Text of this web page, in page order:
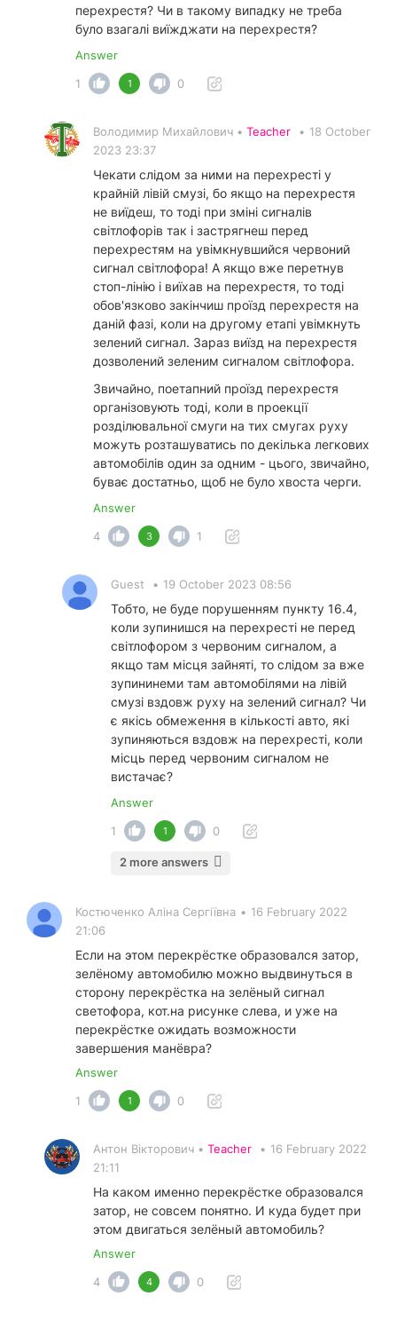
перехрестя? Чи в такому випадку не треба
було взагалі виїжджати на перехрестя?
Answer
1
1 0
Володимир Михайлович • Teacher • 18 October
2023 23:37
Чекати слідом за ними на перехресті у
крайній лівій смузі, бо якщо на перехрестя
не виїдеш, то тоді при зміні сигналів
світлофорів так і застрягнеш перед
перехрестям на увімкнувшийся червоний
сигнал світлофора! А якщо вже перетнув
стоп-лінію і виїхав на перехрестя, то тоді
обов'язково закінчиш проїзд перехрестя на
даній фазі, коли на другому етапі увімкнуть
зелений сигнал. Зараз виїзд на перехрестя
дозволений зеленим сигналом світлофора.
Звичайно, поетапний проїзд перехрестя
організовують тоді, коли в проекції
розділювальної смуги на тих смугах руху
можуть розташуватись по декілька легкових
автомобілів один за одним - цього, звичайно,
буває достатньо, щоб не було хвоста черги.
Answer
4
3 1
Guest • 19 October 2023 08:56
Тобто, не буде порушенням пункту 16.4,
коли зупинишся на перехресті не перед
світлофором з червоним сигналом, а
якщо там місця зайняті, то слідом за вже
зупининеми там автомобілями на лівій
смузі вздовж руху на зелений сигнал? Чи
є якісь обмеження в кількості авто, які
зупиняються вздовж на перехресті, коли
місць перед червоним сигналом не
вистачає?
Answer
1
1 0
2 more answers
Костюченко Аліна Сергіївна • 16 February 2022
21:06
Если на этом перекрёстке образовался затор,
зелёному автомобилю можно выдвинуться в
сторону перекрёстка на зелёный сигнал
светофора, кот.на рисунке слева, и уже на
перекрёстке ожидать возможности
завершения манёвра?
Answer
1
1 0
Антон Вікторович • Teacher • 16 February 2022
21:11
На каком именно перекрёстке образовался
затор, не совсем понятно. И куда будет при
этом двигаться зелёный автомобиль?
Answer
4
4 0